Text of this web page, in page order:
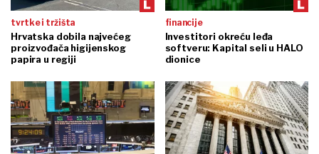
tvrtke i tržišta
Hrvatska dobila najvećeg
proizvođača higijenskog
papira u regiji
financije
Investitori okreću leđa
softveru: Kapital seli u HALO
dionice